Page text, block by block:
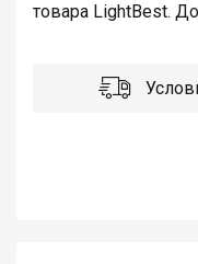
товара LightBest.